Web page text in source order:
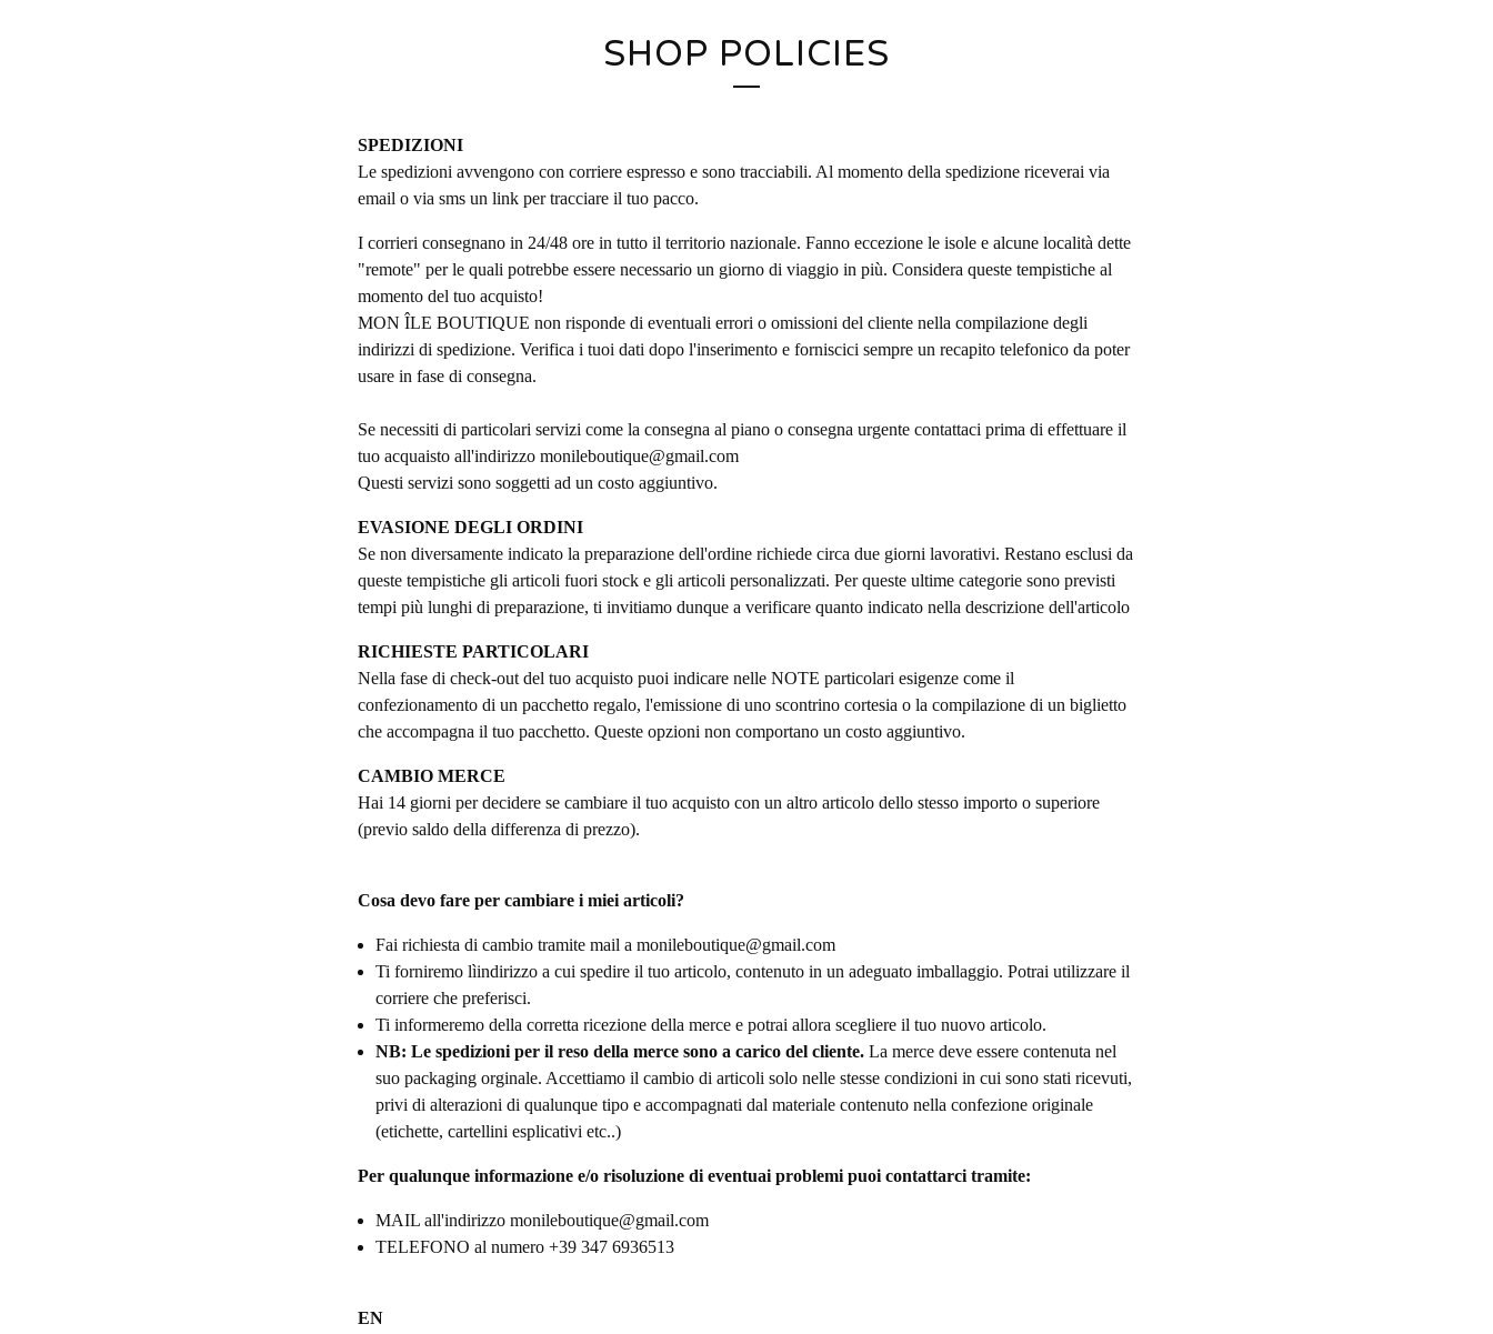
SHOP POLICIES
SPEDIZIONI
Le spedizioni avvengono con corriere espresso e sono tracciabili. Al momento della spedizione riceverai via
email o via sms un link per tracciare il tuo pacco.
I corrieri consegnano in 24/48 ore in tutto il territorio nazionale. Fanno eccezione le isole e alcune località dette
"remote" per le quali potrebbe essere necessario un giorno di viaggio in più. Considera queste tempistiche al
momento del tuo acquisto!
MON ÎLE BOUTIQUE non risponde di eventuali errori o omissioni del cliente nella compilazione degli
indirizzi di spedizione. Verifica i tuoi dati dopo l'inserimento e forniscici sempre un recapito telefonico da poter
usare in fase di consegna.
Se necessiti di particolari servizi come la consegna al piano o consegna urgente contattaci prima di effettuare il
tuo acquaisto all'indirizzo monileboutique@gmail.com
Questi servizi sono soggetti ad un costo aggiuntivo.
EVASIONE DEGLI ORDINI
Se non diversamente indicato la preparazione dell'ordine richiede circa due giorni lavorativi. Restano esclusi da
queste tempistiche gli articoli fuori stock e gli articoli personalizzati. Per queste ultime categorie sono previsti
tempi più lunghi di preparazione, ti invitiamo dunque a verificare quanto indicato nella descrizione dell'articolo
RICHIESTE PARTICOLARI
Nella fase di check-out del tuo acquisto puoi indicare nelle NOTE particolari esigenze come il
confezionamento di un pacchetto regalo, l'emissione di uno scontrino cortesia o la compilazione di un biglietto
che accompagna il tuo pacchetto. Queste opzioni non comportano un costo aggiuntivo.
CAMBIO MERCE
Hai 14 giorni per decidere se cambiare il tuo acquisto con un altro articolo dello stesso importo o superiore
(previo saldo della differenza di prezzo).
Cosa devo fare per cambiare i miei articoli?
Fai richiesta di cambio tramite mail a monileboutique@gmail.com
Ti forniremo lìindirizzo a cui spedire il tuo articolo, contenuto in un adeguato imballaggio. Potrai utilizzare il
corriere che preferisci.
Ti informeremo della corretta ricezione della merce e potrai allora scegliere il tuo nuovo articolo.
NB: Le spedizioni per il reso della merce sono a carico del cliente. La merce deve essere contenuta nel
suo packaging orginale. Accettiamo il cambio di articoli solo nelle stesse condizioni in cui sono stati ricevuti,
privi di alterazioni di qualunque tipo e accompagnati dal materiale contenuto nella confezione originale
(etichette, cartellini esplicativi etc..)
Per qualunque informazione e/o risoluzione di eventuai problemi puoi contattarci tramite:
MAIL all'indirizzo monileboutique@gmail.com
TELEFONO al numero +39 347 6936513
EN